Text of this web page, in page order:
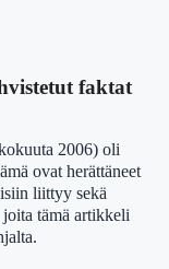
faktat
2006) oli
ovat herättäneet
liittyy sekä
tämä artikkeli